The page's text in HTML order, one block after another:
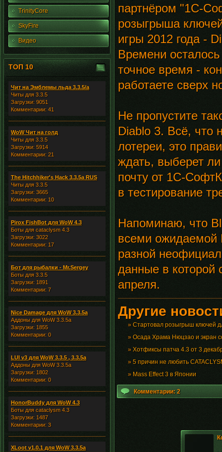
TrinityCore
SkyFire
Видео
ТОП 10
Чит на Эмблемы льда 3.3.5/а
Читы для 3.3.5
Загрузки: 9051
Комментарии: 41
WoW Чит на голд
Читы для 3.3.5
Загрузки: 5914
Комментарии: 21
The Hitchhiker's Hack 3.3.5a RUS
Читы для 3.3.5
Загрузки: 3665
Комментарии: 10
Pirox FishBot для WoW 4.3
Боты для cataclysm 4.3
Загрузки: 3022
Комментарии: 17
Бот для рыбалки - Mr.Sergey
Боты для 3.3.5
Загрузки: 1891
Комментарии: 7
Nice Damage для WoW 3.3.5a
Аддоны для WoW 3.3.5a
Загрузки: 1855
Комментарии: 0
LUI v3 для WoW 3.3.5 , 3.3.5a
Аддоны для WoW 3.3.5a
Загрузки: 1802
Комментарии: 0
HonorBuddy для WoW 4.3
Боты для cataclysm 4.3
Загрузки: 1487
Комментарии: 3
XLoot v1.0.1 для WoW 3.3.5a
партнёром "1С-
розыгрыша
игры 2012 года -
Времени
точное время -
работаете сверх
Не пропустите
Diablo 3. Всё, что
лотереи, это
ждать, выберет
почту от 1С-
в тестирование
Напоминаю, что
всеми ожидаемой
разной
данные в которой
апреля.
Другие
» Стартовал розыгрыш ключей
» Осада Храма Нюцзао и экран
» Хотфиксы патча 4.3 от 3
» 5 причин не любить
» Mass Effect 3 в Японии
Комментарии: 2